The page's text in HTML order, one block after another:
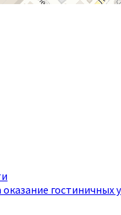
гостиничных